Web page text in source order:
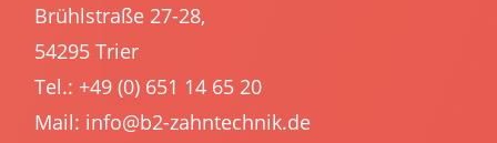
Brühlstraße 27-28,
54295 Trier
Tel.: +49 (0) 651 14 65 20
Mail: info@b2-zahntechnik.de